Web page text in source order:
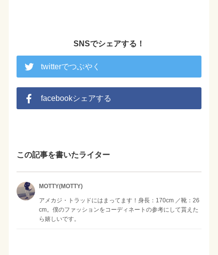
SNSでシェアする！
twitterでつぶやく
facebookシェアする
この記事を書いたライター
MOTTY(MOTTY)
アメカジ・トラッドにはまってます！身長：170cm ／靴：26
cm。僕のファッションをコーディネートの参考にして貰えた
ら嬉しいです。